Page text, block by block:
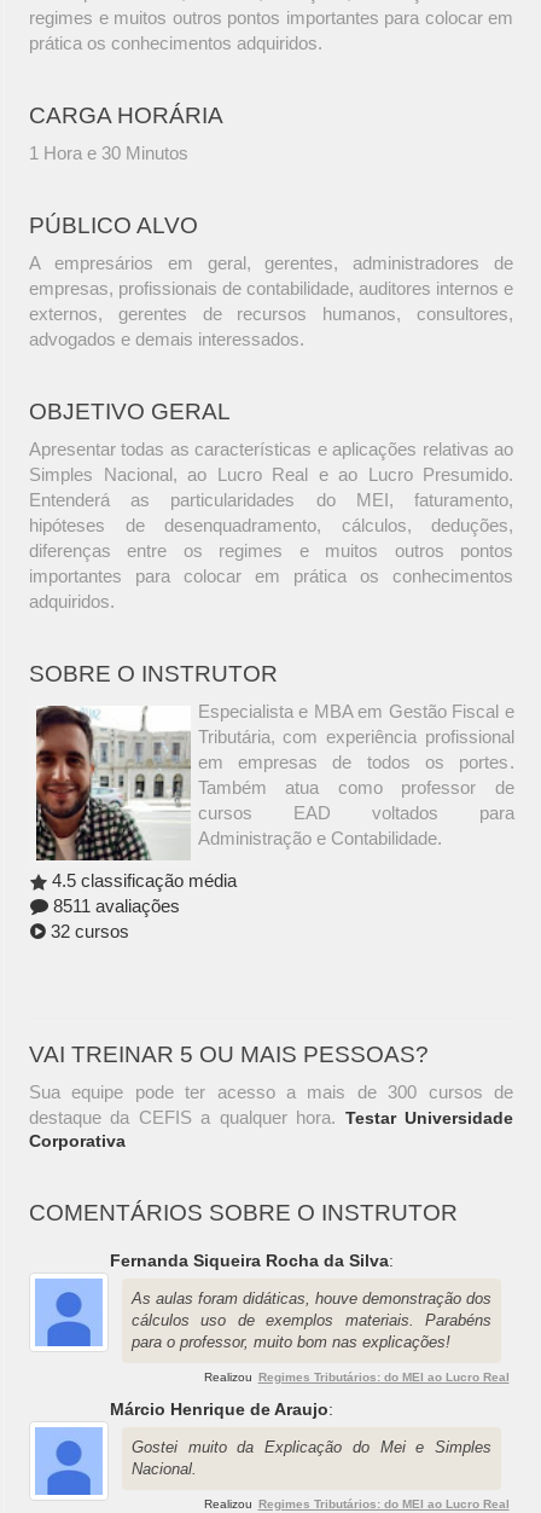
regimes e muitos outros pontos importantes para colocar em
prática os conhecimentos adquiridos.
CARGA HORÁRIA
1 Hora e 30 Minutos
PÚBLICO ALVO
A empresários em geral, gerentes, administradores de
empresas, profissionais de contabilidade, auditores internos e
externos, gerentes de recursos humanos, consultores,
advogados e demais interessados.
OBJETIVO GERAL
Apresentar todas as características e aplicações relativas ao
Simples Nacional, ao Lucro Real e ao Lucro Presumido.
Entenderá as particularidades do MEI, faturamento,
hipóteses de desenquadramento, cálculos, deduções,
diferenças entre os regimes e muitos outros pontos
importantes para colocar em prática os conhecimentos
adquiridos.
SOBRE O INSTRUTOR
Especialista e MBA em Gestão Fiscal e
Tributária, com experiência profissional
em empresas de todos os portes.
Também atua como professor de
cursos EAD voltados para
Administração e Contabilidade.
4.5 classificação média
8511 avaliações
32 cursos
VAI TREINAR 5 OU MAIS PESSOAS?
Sua equipe pode ter acesso a mais de 300 cursos de
destaque da CEFIS a qualquer hora. Testar Universidade
Corporativa
COMENTÁRIOS SOBRE O INSTRUTOR
Fernanda Siqueira Rocha da Silva:
As aulas foram didáticas, houve demonstração dos
cálculos uso de exemplos materiais. Parabéns
para o professor, muito bom nas explicações!
Realizou Regimes Tributários: do MEI ao Lucro Real
Márcio Henrique de Araujo:
Gostei muito da Explicação do Mei e Simples
Nacional.
Realizou Regimes Tributários: do MEI ao Lucro Real